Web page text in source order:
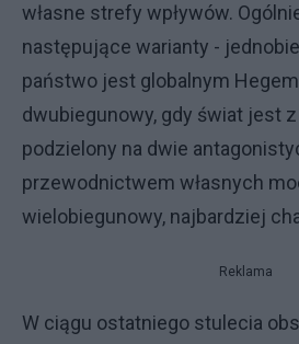
własne strefy wpływów.
następujące warianty -
państwo jest globalnym
dwubiegunowy, gdy świat jest
podzielony na dwie
przewodnictwem własnych
wielobiegunowy, najbardziej
Reklama
W ciągu ostatniego stulecia